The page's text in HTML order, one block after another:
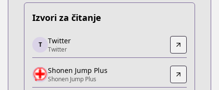
Izvori za čitanje
Twitter
Twitter
https://x.com/WITCHRIV
Shonen Jump Plus
Shonen Jump Plus
T Twitter
Twitter
Shonen Jump Plus
Shonen Jump Plus